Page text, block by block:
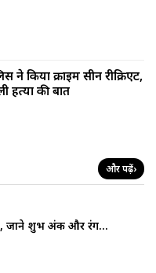
ने किया क्राइम सीन रीक्रिएट,
हत्या की बात
और पढ़ें›
जाने शुभ अंक और रंग…